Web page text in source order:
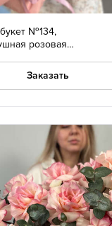
№134,
розовая
Заказать